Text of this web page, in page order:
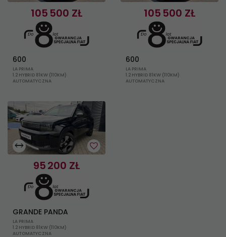
105 500 ZŁ
600
LA PRIMA
1.2 HYBRID 81KW (110KM)
AUTOMATYCZNA
105 500 ZŁ
600
LA PRIMA
1.2 HYBRID 81KW (110KM)
AUTOMATYCZNA
WOJ. POMORSKIE, GDANSK
4
95 200 ZŁ
GRANDE PANDA
LA PRIMA
1.2 HYBRID 81KW (110KM)
AUTOMATYCZNA